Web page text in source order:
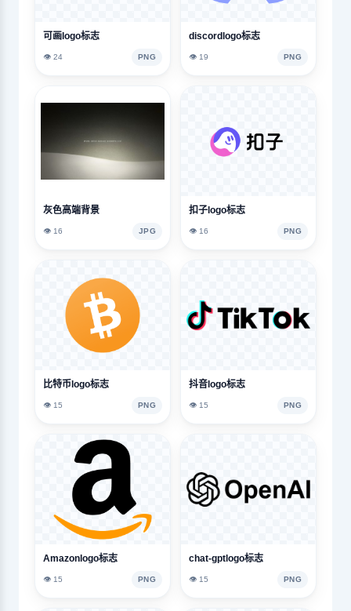
可画logo标志
👁️ 24 PNG
discordlogo标志
👁️ 19 PNG
灰色高端背景
👁️ 16 JPG
扣子logo标志
👁️ 16 PNG
比特币logo标志
👁️ 15 PNG
抖音logo标志
👁️ 15 PNG
Amazonlogo标志
👁️ 15 PNG
chat-gptlogo标志
👁️ 15 PNG